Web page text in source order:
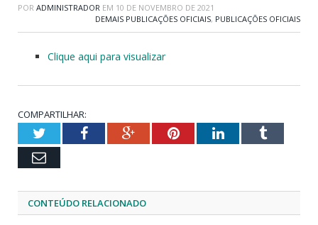
POR ADMINISTRADOR EM 10 DE NOVEMBRO DE 2021
DEMAIS PUBLICAÇÕES OFICIAIS, PUBLICAÇÕES OFICIAIS
Clique aqui para visualizar
COMPARTILHAR:
TwitterFacebookGoogle+PinterestLinkedInTumblr
Email
CONTEÚDO RELACIONADO